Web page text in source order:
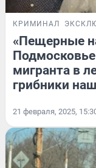
КРИМИНАЛ
«Пещерные
мигранта в
грибники
21 февраля, 2025,